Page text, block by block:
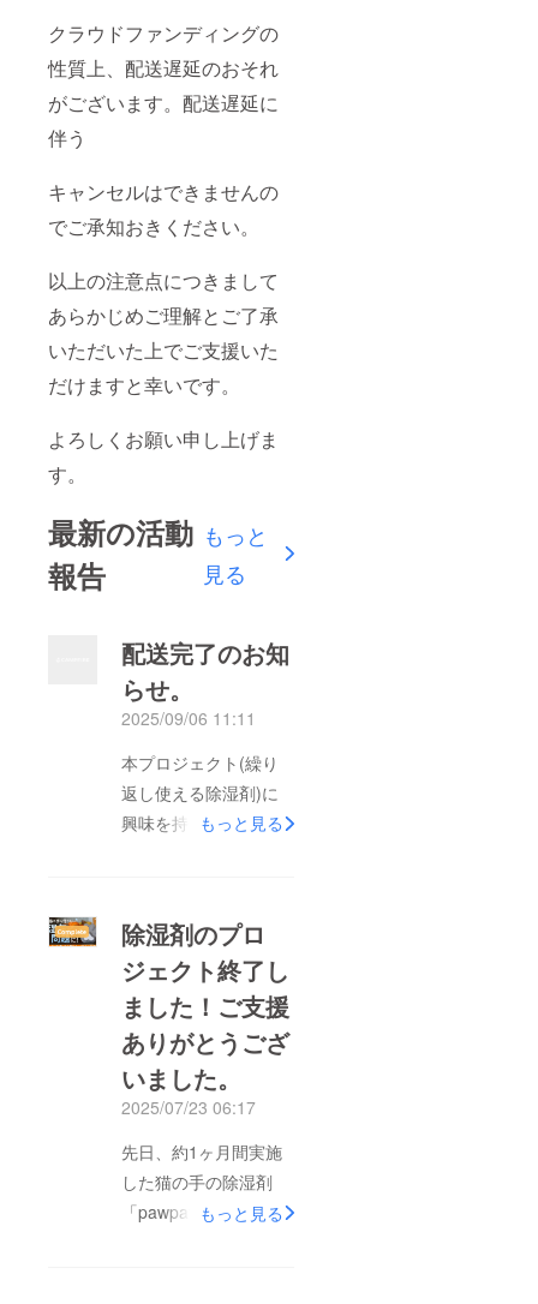
クラウドファンディングの
性質上、配送遅延のおそれ
がございます。配送遅延に
伴う
キャンセルはできませんの
でご承知おきください。
以上の注意点につきまして
あらかじめご理解とご了承
いただいた上でご支援いた
だけますと幸いです。
よろしくお願い申し上げま
す。
最新の活動
報告
もっと
見る
配送完了のお知
らせ。
2025/09/06 11:11
本プロジェクト(繰り
返し使える除湿剤)に
興味を持ってくださ
了いたしました。使用
してみて、お気づきの
ことやご不明なことご
ざいましたらお気軽に
ご連絡ください。
Mozu-Trading.
もっと見る
除湿剤のプロ
ジェクト終了し
ました！ご支援
ありがとうござ
いました。
2025/07/23 06:17
先日、約1ヶ月間実施
した猫の手の除湿剤
「pawpaw」のプロ
もっと見る